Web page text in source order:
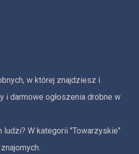
w której znajdziesz i
i darmowe ogłoszenia drobne w
ludzi? W kategorii "Towarzyskie"